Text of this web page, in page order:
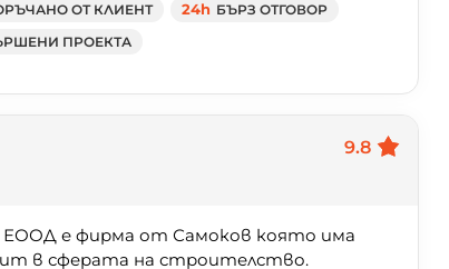
ОТ КЛИЕНТ 24h БЪРЗ ОТГОВОР
ПРОЕКТА
9.8
ЕООД е фирма от Самоков която има
в сферата на строителство.